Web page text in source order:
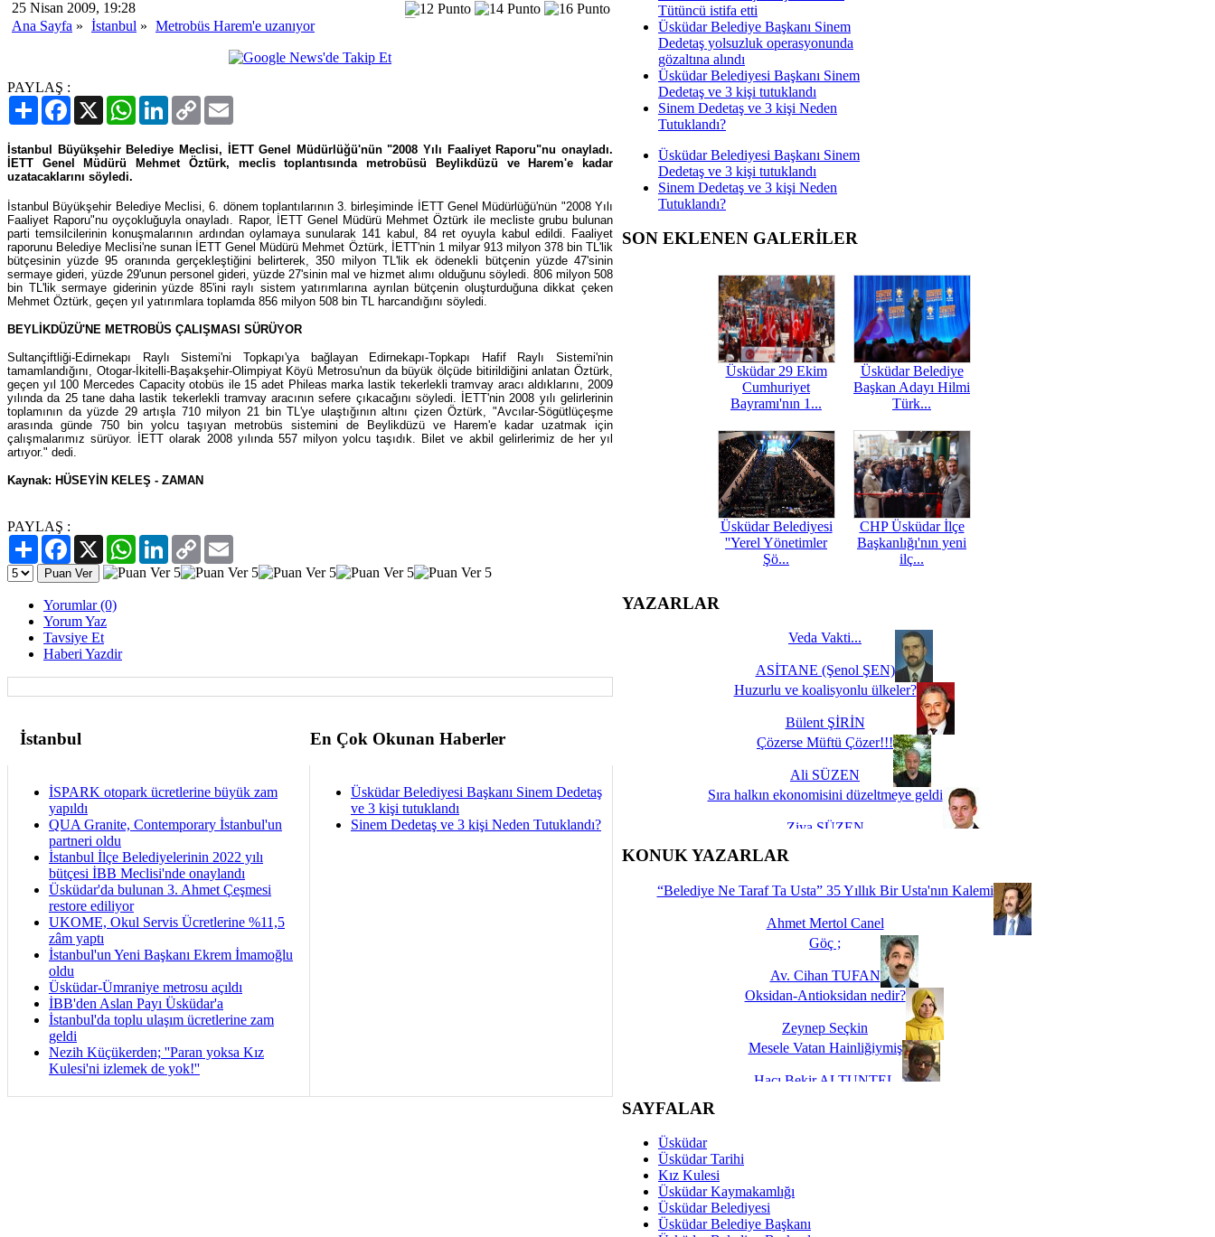
25 Nisan 2009, 19:28
Ana Sayfa » İstanbul » Metrobüs Harem'e uzanıyor
PAYLAŞ :
PaylaşFacebook
X WhatsAppLinkedIn
Copy
Link
İstanbul Büyükşehir Belediye Meclisi, İETT Genel Müdürlüğü'nün "2008 Yılı Faaliyet Raporu"nu onayladı.
İETT Genel Müdürü Mehmet Öztürk, meclis toplantısında metrobüsü Beylikdüzü ve Harem'e kadar
uzatacaklarını söyledi.
İstanbul Büyükşehir Belediye Meclisi, 6. dönem toplantılarının 3. birleşiminde İETT Genel Müdürlüğü'nün "2008 Yılı
Faaliyet Raporu"nu oyçokluğuyla onayladı. Rapor, İETT Genel Müdürü Mehmet Öztürk ile mecliste grubu bulunan
parti temsilcilerinin konuşmalarının ardından oylamaya sunularak 141 kabul, 84 ret oyuyla kabul edildi. Faaliyet
raporunu Belediye Meclisi'ne sunan İETT Genel Müdürü Mehmet Öztürk, İETT'nin 1 milyar 913 milyon 378 bin TL'lik
bütçesinin yüzde 95 oranında gerçekleştiğini belirterek, 350 milyon TL'lik ek ödenekli bütçenin yüzde 47'sinin
sermaye gideri, yüzde 29'unun personel gideri, yüzde 27'sinin mal ve hizmet alımı olduğunu söyledi. 806 milyon 508
bin TL'lik sermaye giderinin yüzde 85'ini raylı sistem yatırımlarına ayrılan bütçenin oluşturduğuna dikkat çeken
Mehmet Öztürk, geçen yıl yatırımlara toplamda 856 milyon 508 bin TL harcandığını söyledi.
BEYLİKDÜZÜ'NE METROBÜS ÇALIŞMASI SÜRÜYOR
Sultançiftliği-Edirnekapı Raylı Sistemi'ni Topkapı'ya bağlayan Edirnekapı-Topkapı Hafif Raylı Sistemi'nin
tamamlandığını, Otogar-İkitelli-Başakşehir-Olimpiyat Köyü Metrosu'nun da büyük ölçüde bitirildiğini anlatan Öztürk,
geçen yıl 100 Mercedes Capacity otobüs ile 15 adet Phileas marka lastik tekerlekli tramvay aracı aldıklarını, 2009
yılında da 25 tane daha lastik tekerlekli tramvay aracının sefere çıkacağını söyledi. İETT'nin 2008 yılı gelirlerinin
toplamının da yüzde 29 artışla 710 milyon 21 bin TL'ye ulaştığının altını çizen Öztürk, "Avcılar-Sögütlüçeşme
arasında günde 750 bin yolcu taşıyan metrobüs sistemini de Beylikdüzü ve Harem'e kadar uzatmak için
çalışmalarımız sürüyor. İETT olarak 2008 yılında 557 milyon yolcu taşıdık. Bilet ve akbil gelirlerimiz de her yıl
artıyor." dedi.
Kaynak: HÜSEYİN KELEŞ - ZAMAN
PAYLAŞ :
PaylaşFacebook
X WhatsAppLinkedIn
Copy
Link
Yorumlar (0)
Yorum Yaz
Tavsiye Et
Haberi Yazdir
İstanbul En Çok Okunan Haberler
İSPARK otopark ücretlerine büyük zam
yapıldı
QUA Granite, Contemporary İstanbul'un
partneri oldu
İstanbul İlçe Belediyelerinin 2022 yılı
bütçesi İBB Meclisi'nde onaylandı
Üsküdar'da bulunan 3. Ahmet Çeşmesi
restore ediliyor
UKOME, Okul Servis Ücretlerine %11,5
zâm yaptı
İstanbul'un Yeni Başkanı Ekrem İmamoğlu
oldu
Üsküdar-Ümraniye metrosu açıldı
İBB'den Aslan Payı Üsküdar'a
İstanbul'da toplu ulaşım ücretlerine zam
geldi
Nezih Küçükerden; ''Paran yoksa Kız
Kulesi'ni izlemek de yok!''
Üsküdar Belediyesi Başkanı Sinem Dedetaş
ve 3 kişi tutuklandı
Sinem Dedetaş ve 3 kişi Neden Tutuklandı?
Tütüncü istifa etti
Üsküdar Belediye Başkanı Sinem
Dedetaş yolsuzluk operasyonunda
gözaltına alındı
Üsküdar Belediyesi Başkanı Sinem
Dedetaş ve 3 kişi tutuklandı
Sinem Dedetaş ve 3 kişi Neden
Tutuklandı?
Üsküdar Belediyesi Başkanı Sinem
Dedetaş ve 3 kişi tutuklandı
Sinem Dedetaş ve 3 kişi Neden
Tutuklandı?
SON EKLENEN GALERİLER
Üsküdar 29 Ekim
Cumhuriyet
Bayramı'nın 1...
Üsküdar Belediye
Başkan Adayı Hilmi
Türk...
Üsküdar Belediyesi
''Yerel Yönetimler
Şö...
CHP Üsküdar İlçe
Başkanlığı'nın yeni
ilç...
YAZARLAR
Veda Vakti...
ASİTANE (Şenol ŞEN)
Huzurlu ve koalisyonlu ülkeler?
Bülent ŞİRİN
Çözerse Müftü Çözer!!!
Ali SÜZEN
Sıra halkın ekonomisini düzeltmeye geldi
Ziya SÜZEN
İşte Biz buyuz...
KONUK YAZARLAR
“Belediye Ne Taraf Ta Usta” 35 Yıllık Bir Usta'nın Kalemi
Ahmet Mertol Canel
Göç ;
Av. Cihan TUFAN
Oksidan-Antioksidan nedir?
Zeynep Seçkin
Mesele Vatan Hainliğiymiş
Hacı Bekir ALTUNTEL
Dünya Fani, Ama Kısa Bir Süre De Olsa Burdayız
Savaş ŞENEL
Hukukun Adaleti Kalmadı Üstadım!
SAYFALAR
Üsküdar
Üsküdar Tarihi
Kız Kulesi
Üsküdar Kaymakamlığı
Üsküdar Belediyesi
Üsküdar Belediye Başkanı